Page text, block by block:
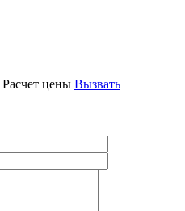
Расчет цены Вызвать